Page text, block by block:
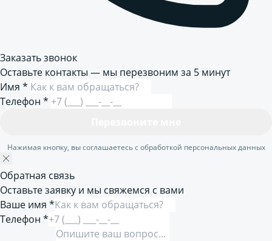
Заказать звонок
Оставьте контакты — мы перезвоним за 5 минут
Имя *
Телефон *
Нажимая кнопку, вы соглашаетесь с обработкой персональных данных
Обратная связь
Оставьте заявку и мы свяжемся с вами
Ваше имя *
Телефон *